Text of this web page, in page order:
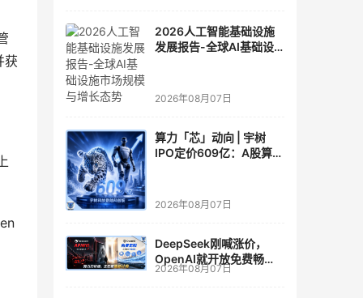
获
2026人工智能基础设施
发展报告-全球AI基础设
2026年08月07日
算力「芯」动向 | 宇树
IPO定价609亿：A股算力
2026年08月07日
DeepSeek刚喊涨价，
OpenAI就开放免费畅
聊？大模型定价的平行宇
2026年08月07日